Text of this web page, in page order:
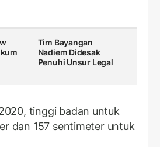
Tim Bayangan
Nadiem Didesak
Penuhi Unsur Legal
tinggi badan untuk
dan 157 sentimeter untuk